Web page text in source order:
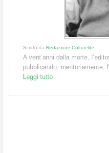
Scritto da Redazione Culturelite
A vent’anni dalla morte,
pubblicando, meritoriamente,
Leggi tutto